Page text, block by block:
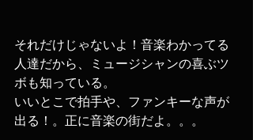
それだけじゃないよ！音楽わかってる
人達だから、ミュージシャンの喜ぶツ
ボも知っている。
いいとこで拍手や、ファンキーな声が
出る！。正に音楽の街だよ。。。